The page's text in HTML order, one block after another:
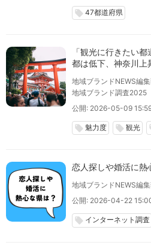
local_offer 47都道府県
「観光に行きたい
都は低下、神奈川上
地域ブランドNEWS編
地域ブランド調査2025
公開: 2026-05-09
local_offer 魅力度 local_offer 観光
恋人探しや婚活に熱
地域ブランドNEWS編
公開: 2026-04-22
local_offer インターネット調査